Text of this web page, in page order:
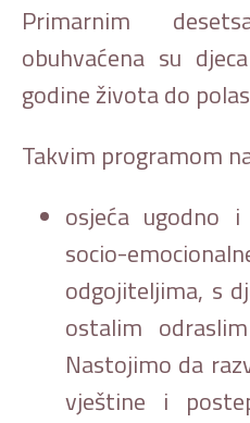
Primarnim
obuhvaćena su
godine života do
Takvim programom
osjeća ugodno
socio-
odgojiteljima, s
ostalim
Nastojimo da
vještine i